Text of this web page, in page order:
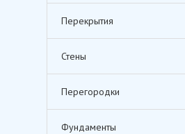
Перекрытия
Стены
Перегородки
Фундаменты